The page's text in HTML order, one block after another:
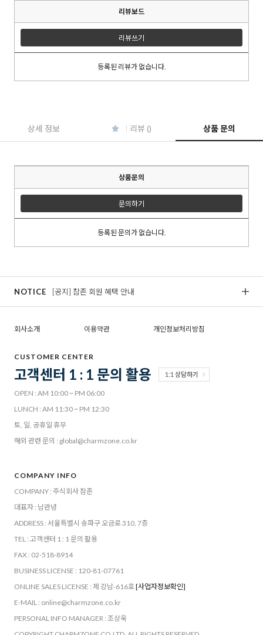
이코 라이프 하
리뷰보드
리뷰쓰기
등록된 리뷰가 없습니다.
상세 정보 리뷰 () 상품 문의
상품문의
문의하기
등록된 문의가 없습니다.
NOTICE [공지] 참존 회원 혜택 안내
회사소개 이용약관 개인정보처리방침
CUSTOMER CENTER
고객센터 1 : 1 문의 활용 1:1 상담하기
OPEN : AM 10:00 ~ PM 06:00
LUNCH : AM 11:30 ~ PM 12:30
토, 일, 공휴일 휴무
해외 관련 문의 : global@charmzone.co.kr
COMPANY INFO
COMPANY : 주식회사 참존
대표자 : 남관녕
ADDRESS : 서울특별시 송파구 오금로 310, 7층
TEL : 고객센터 1 : 1 문의 활용
FAX : 02-518-8914
BUSINESS LICENSE : 120-81-07761
ONLINE SALES LICENSE : 제 강남-616호[사업자정보확인]
E-MAIL : online@charmzone.co.kr
PERSONAL INFO MANAGER : 조상욱